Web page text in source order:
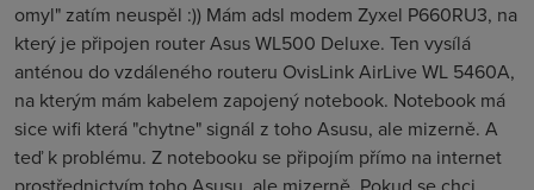
omyl" zatím neuspěl :)) Mám adsl modem Zyxel P660RU3, na
který je připojen router Asus WL500 Deluxe. Ten vysílá
anténou do vzdáleného routeru OvisLink AirLive WL 5460A,
na kterým mám kabelem zapojený notebook. Notebook má
sice wifi která "chytne" signál z toho Asusu, ale mizerně. A
teď k problému. Z notebooku se připojím přímo na internet